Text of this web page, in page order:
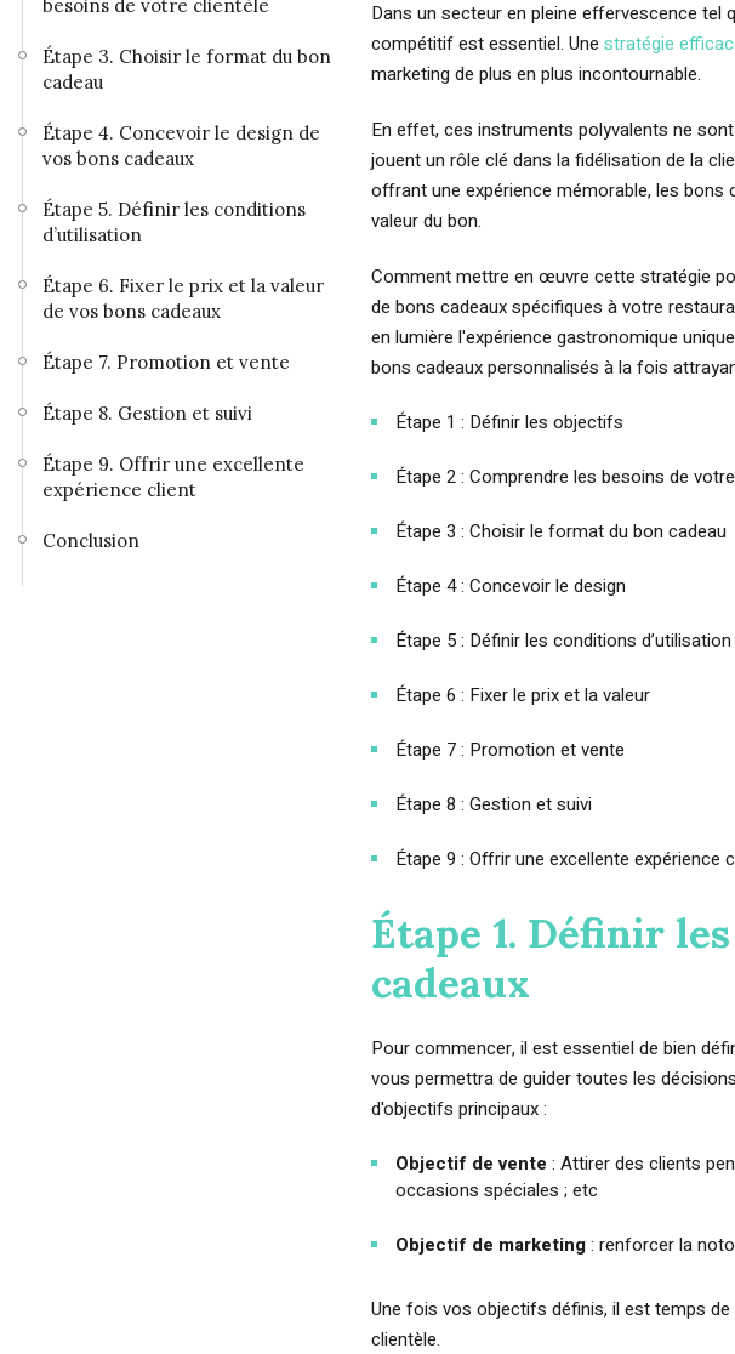
besoins de votre clientèle
Étape 3. Choisir le format du bon
cadeau
Étape 4. Concevoir le design de
vos bons cadeaux
Étape 5. Définir les conditions
d’utilisation
Étape 6. Fixer le prix et la valeur
de vos bons cadeaux
Étape 7. Promotion et vente
Étape 8. Gestion et suivi
Étape 9. Offrir une excellente
expérience client
Conclusion
Dans un secteur en pleine effervescence
compétitif est essentiel. Une stratégie
marketing de plus en plus incontournable.
En effet, ces instruments polyvalents ne
jouent un rôle clé dans la fidélisation de la
offrant une expérience mémorable, les bons
valeur du bon.
Comment mettre en œuvre cette stratégie
de bons cadeaux spécifiques à votre
en lumière l'expérience gastronomique
bons cadeaux personnalisés à la fois
Étape 1 : Définir les objectifs
Étape 2 : Comprendre les besoins de
Étape 3 : Choisir le format du bon cadeau
Étape 4 : Concevoir le design
Étape 5 : Définir les conditions d’utilisation
Étape 6 : Fixer le prix et la valeur
Étape 7 : Promotion et vente
Étape 8 : Gestion et suivi
Étape 9 : Offrir une excellente expérience
Étape 1. Définir
cadeaux
Pour commencer, il est essentiel de bien
vous permettra de guider toutes les
d'objectifs principaux :
Objectif de vente : Attirer des clients
occasions spéciales ; etc
Objectif de marketing: renforcer la
Une fois vos objectifs définis, il est temps
clientèle.